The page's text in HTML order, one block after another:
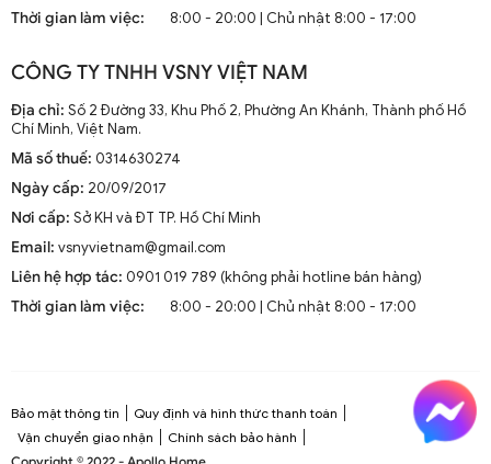
sống. Chúng kết hợp công nghệ tiên tiến như điều khiển
1.2. Cấu Tạo và Nguyên Lý Hoạt Động
Cấu trúc tổng thể của quạt trần cánh dài
cơ, cánh quạt, bộ điều khiển và thân quạt. Các cánh quạt
được chế tạo từ chất liệu như gỗ, kim loại hoặc
composite để đảm bảo độ bền và hiệu suất.
Nguyên lý hoạt động cơ bản
Động cơ điện làm quay các cánh quạt, tạo ra dòng không
khí tuần hoàn trong không gian phòng.
Thời gian làm việc:
8:00 - 20:00 | Chủ nhật 8:00 - 17:00
CÔNG TY TNHH VSNY VIỆT NAM
Địa chỉ: Số 2 Đường 33, Khu Phố 2, Phường An Khánh, Thành phố Hồ
Chí Minh, Việt Nam.
Mã số thuế: 0314630274
Ngày cấp: 20/09/2017
Nơi cấp: Sở KH và ĐT TP. Hồ Chí Minh
Email: vsnyvietnam@gmail.com
Liên hệ hợp tác: 0901 019 789 (không phải hotline bán hàng)
Thời gian làm việc:
8:00 - 20:00 | Chủ nhật 8:00 - 17:00
Bảo mật thông tin
Quy định và hình thức thanh toán
Vận chuyển giao nhận
Chính sách bảo hành